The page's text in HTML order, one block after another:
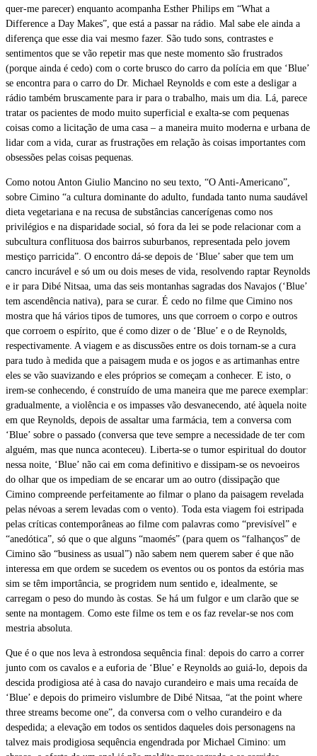
quer-me parecer) enquanto acompanha Esther Philips em “What a
Difference a Day Makes”, que está a passar na rádio. Mal sabe ele ainda a
diferença que esse dia vai mesmo fazer. São tudo sons, contrastes e
sentimentos que se vão repetir mas que neste momento são frustrados
(porque ainda é cedo) com o corte brusco do carro da polícia em que ‘Blue’
se encontra para o carro do Dr. Michael Reynolds e com este a desligar a
rádio também bruscamente para ir para o trabalho, mais um dia. Lá, parece
tratar os pacientes de modo muito superficial e exalta-se com pequenas
coisas como a licitação de uma casa – a maneira muito moderna e urbana de
lidar com a vida, curar as frustrações em relação às coisas importantes com
obsessões pelas coisas pequenas.
Como notou Anton Giulio Mancino no seu texto, “O Anti-Americano”,
sobre Cimino “a cultura dominante do adulto, fundada tanto numa saudável
dieta vegetariana e na recusa de substâncias cancerígenas como nos
privilégios e na disparidade social, só fora da lei se pode relacionar com a
subcultura conflituosa dos bairros suburbanos, representada pelo jovem
mestiço parricida”. O encontro dá-se depois de ‘Blue’ saber que tem um
cancro incurável e só um ou dois meses de vida, resolvendo raptar Reynolds
e ir para Dibé Nitsaa, uma das seis montanhas sagradas dos Navajos (‘Blue’
tem ascendência nativa), para se curar. É cedo no filme que Cimino nos
mostra que há vários tipos de tumores, uns que corroem o corpo e outros
que corroem o espírito, que é como dizer o de ‘Blue’ e o de Reynolds,
respectivamente. A viagem e as discussões entre os dois tornam-se a cura
para tudo à medida que a paisagem muda e os jogos e as artimanhas entre
eles se vão suavizando e eles próprios se começam a conhecer. E isto, o
irem-se conhecendo, é construído de uma maneira que me parece exemplar:
gradualmente, a violência e os impasses vão desvanecendo, até àquela noite
em que Reynolds, depois de assaltar uma farmácia, tem a conversa com
‘Blue’ sobre o passado (conversa que teve sempre a necessidade de ter com
alguém, mas que nunca aconteceu). Liberta-se o tumor espiritual do doutor
nessa noite, ‘Blue’ não cai em coma definitivo e dissipam-se os nevoeiros
do olhar que os impediam de se encarar um ao outro (dissipação que
Cimino compreende perfeitamente ao filmar o plano da paisagem revelada
pelas névoas a serem levadas com o vento). Toda esta viagem foi estripada
pelas críticas contemporâneas ao filme com palavras como “previsível” e
“anedótica”, só que o que alguns “maomés” (para quem os “falhanços” de
Cimino são “business as usual”) não sabem nem querem saber é que não
interessa em que ordem se sucedem os eventos ou os pontos da estória mas
sim se têm importância, se progridem num sentido e, idealmente, se
carregam o peso do mundo às costas. Se há um fulgor e um clarão que se
sente na montagem. Como este filme os tem e os faz revelar-se nos com
mestria absoluta.
Que é o que nos leva à estrondosa sequência final: depois do carro a correr
junto com os cavalos e a euforia de ‘Blue’ e Reynolds ao guiá-lo, depois da
descida prodigiosa até à casa do navajo curandeiro e mais uma recaída de
‘Blue’ e depois do primeiro vislumbre de Dibé Nitsaa, “at the point where
three streams become one”, da conversa com o velho curandeiro e da
despedida; a elevação em todos os sentidos daqueles dois personagens na
talvez mais prodigiosa sequência engendrada por Michael Cimino: um